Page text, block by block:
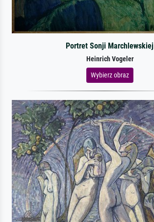
Portret Sonji Marchlewskiej
Heinrich Vogeler
Wybierz obraz